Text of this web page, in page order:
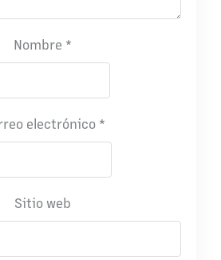
Nombre *
electrónico *
Sitio web